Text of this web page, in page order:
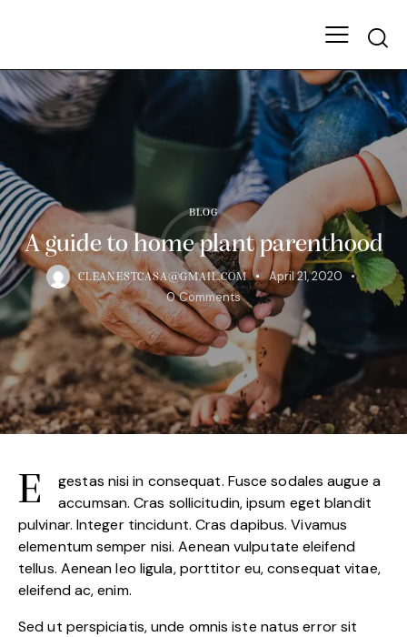
BLOG
A guide to home plant parenthood
CLEANESTCASA@GMAIL.COM
April 21, 2020
0 Comments
egestas nisi in consequat. Fusce sodales augue a
accumsan. Cras sollicitudin, ipsum eget blandit
pulvinar. Integer tincidunt. Cras dapibus. Vivamus
elementum semper nisi. Aenean vulputate eleifend
tellus. Aenean leo ligula, porttitor eu, consequat vitae,
eleifend ac, enim.
Sed ut perspiciatis, unde omnis iste natus error sit